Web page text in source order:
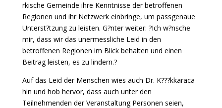
rkische Gemeinde ihre Kenntnisse der betroffenen
Regionen und ihr Netzwerk einbringe, um passgenaue
Unterst?tzung zu leisten. G?nter weiter: ?Ich w?nsche
mir, dass wir das unermessliche Leid in den
betroffenen Regionen im Blick behalten und einen
Beitrag leisten, es zu lindern.?
Auf das Leid der Menschen wies auch Dr. K???kkaraca
hin und hob hervor, dass auch unter den
Teilnehmenden der Veranstaltung Personen seien,